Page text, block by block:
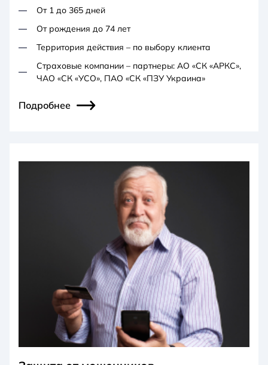
От 1 до 365 дней
От рождения до 74 лет
Территория действия – по выбору клиента
Страховые компании – партнеры: АО «СК «АРКС»,
ЧАО «СК «УСО», ПАО «СК «ПЗУ Украина»
Подробнее